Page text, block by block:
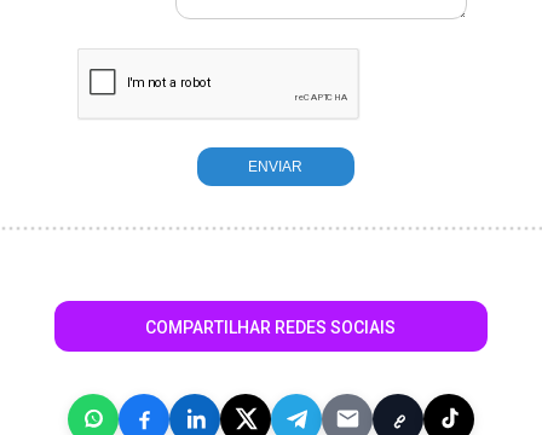
COMPARTILHAR REDES SOCIAIS